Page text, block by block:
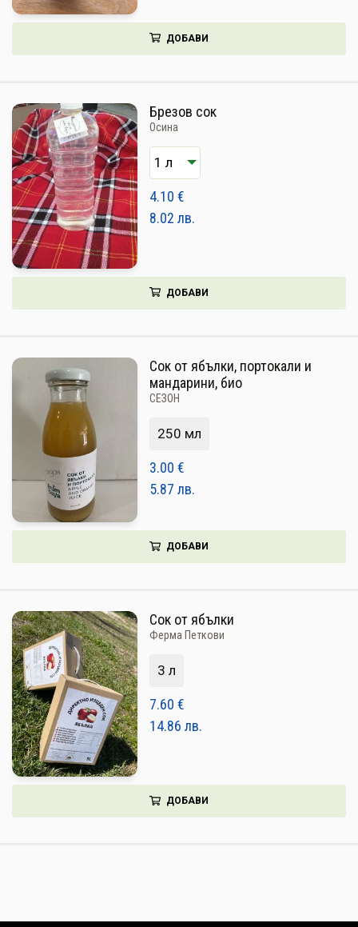
ДОБАВИ
Брезов сок
Осина
4.10 €
8.02 лв.
ДОБАВИ
Сок от ябълки, портокали и
мандарини, био
СЕЗОН
250 мл
3.00 €
5.87 лв.
ДОБАВИ
Сок от ябълки
Ферма Петкови
3 л
7.60 €
14.86 лв.
ДОБАВИ